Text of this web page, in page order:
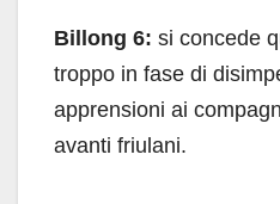
Billong 6: si concede
troppo in fase di
apprensioni ai
avanti friulani.